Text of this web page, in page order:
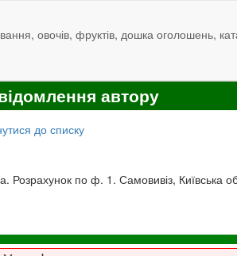
овочів, фруктів, дошка оголошень,
автору
до списку
Розрахунок по ф. 1. Самовивіз, Київська